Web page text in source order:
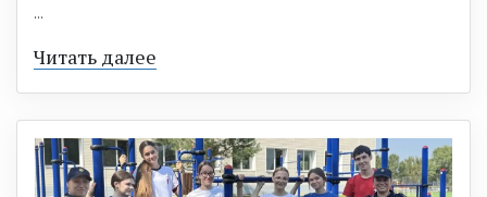
...
Читать далее